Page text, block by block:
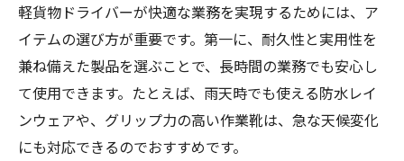
ドライバーが選ぶ日常配送向き軽貨物アイ
テム
軽貨物で快適を叶えるグッズの使い方
配送効率を高める軽貨物グッズの実例紹介
現場目線で選ぶ軽貨物の日常必需品
軽貨物ドライバーが快適な業務を実現するためには、ア
イテムの選び方が重要です。第一に、耐久性と実用性を
兼ね備えた製品を選ぶことで、長時間の業務でも安心し
て使用できます。たとえば、雨天時でも使える防水レイ
ンウェアや、グリップ力の高い作業靴は、急な天候変化
にも対応できるのでおすすめです。